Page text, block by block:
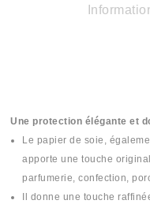
Une protection élégante et
Le papier de soie,
apporte une touche
parfumerie, confection,
Il donne une touche